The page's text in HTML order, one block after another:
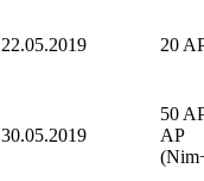
22.05.2019 20
30.05.2019
50
AP